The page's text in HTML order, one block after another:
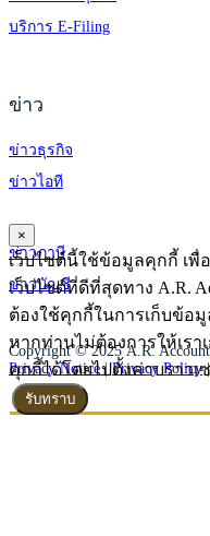
บริการ E-Filing
ข่าว
ข่าวธุรกิจ
ข่าวไอที
ข่าวภาษี
ข่าวบัญชี
Copyright © 2025 A.R.
Privacy Notice | Privacy Policy
×
เว็บไซต์นี้ใช้ข้อมูลคุกกี้ เ
เว็บไซต์ที่ดีที่สุดทาง A.R.
ต้องใช้คุกกี้ในการเก็บข้อ
หากท่านไม่ต้องการให้เร
คุกกี้ได้โดยไปตั้งค่าบราว
รับทราบ